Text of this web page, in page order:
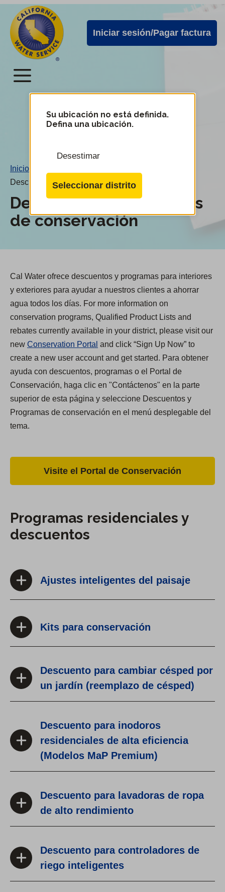
Ir
directamente
contenido
principal
Alertas
de
Cal
Water
Iniciar sesión/Pagar factura
Menú
Menú
servicio
de
Cal
Water
Su ubicación no está definida.
Defina una ubicación.
Desestimar
Seleccionar distrito
Inicio
Descuentos y programas de conservación
Descuentos y programas
de conservación
Cal Water ofrece descuentos y programas para interiores
y exteriores para ayudar a nuestros clientes a ahorrar
agua todos los días. For more information on
conservation programs, Qualified Product Lists and
rebates currently available in your district, please visit our
new Conservation Portal and click “Sign Up Now” to
create a new user account and get started. Para obtener
ayuda con descuentos, programas o el Portal de
Conservación, haga clic en "Contáctenos" en la parte
superior de esta página y seleccione Descuentos y
Programas de conservación en el menú desplegable del
tema.
Visite el Portal de Conservación
Programas residenciales y
descuentos
Ajustes inteligentes del paisaje
Kits para conservación
Descuento para cambiar césped por
un jardín (reemplazo de césped)
Descuento para inodoros
residenciales de alta eficiencia
(Modelos MaP Premium)
Descuento para lavadoras de ropa
de alto rendimiento
Descuento para controladores de
riego inteligentes